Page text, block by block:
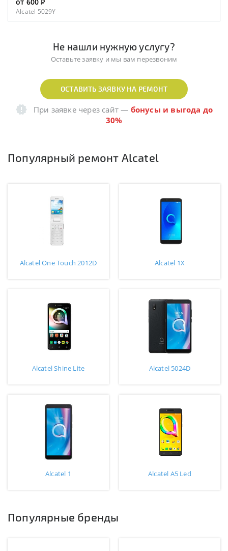
от 600Р
Alcatel 5029Y
Не нашли нужную услугу?
Оставьте заявку и мы вам перезвоним
ОСТАВИТЬ ЗАЯВКУ НА РЕМОНТ
При заявке через сайт— бонусы и выгода до
30%
Популярный ремонт Alcatel
Alcatel One Touch 2012D Alcatel 1X
Alcatel Shine Lite Alcatel 5024D
Alcatel 1 Alcatel A5 Led
Популярные бренды